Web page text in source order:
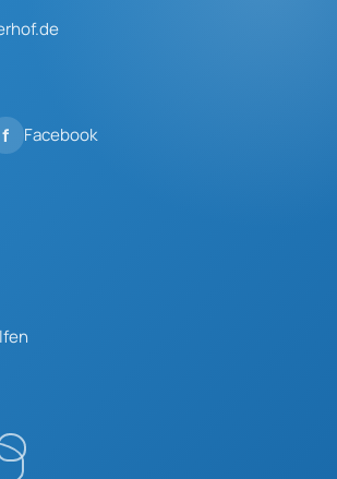
Facebook